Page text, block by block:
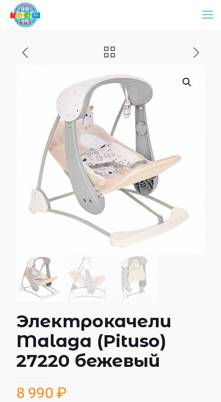
Электрокачели
Malaga (Pituso)
27220 бежевый
8 990 ₽